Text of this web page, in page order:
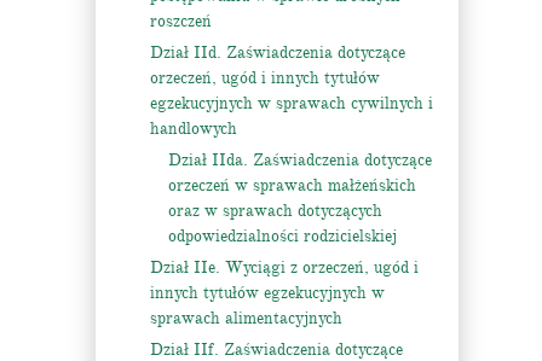
roszczeń
Dział IId. Zaświadczenia dotyczące
orzeczeń, ugód i innych tytułów
egzekucyjnych w sprawach cywilnych i
handlowych
Dział IIda. Zaświadczenia dotyczące
orzeczeń w sprawach małżeńskich
oraz w sprawach dotyczących
odpowiedzialności rodzicielskiej
Dział IIe. Wyciągi z orzeczeń, ugód i
innych tytułów egzekucyjnych w
sprawach alimentacyjnych
Dział IIf. Zaświadczenia dotyczące